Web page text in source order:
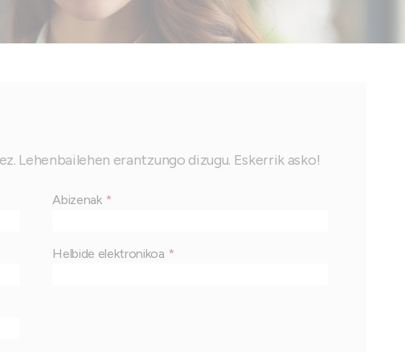
Lehenbailehen erantzungo dizugu. Eskerrik asko!
Abizenak
Helbide elektronikoa